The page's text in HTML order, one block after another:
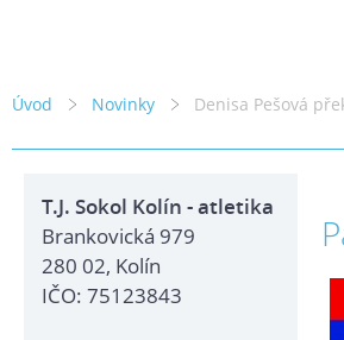
Úvod Novinky Denisa Pešová
T.J. Sokol Kolín - atletika
Brankovická 979
280 02, Kolín
IČO: 75123843